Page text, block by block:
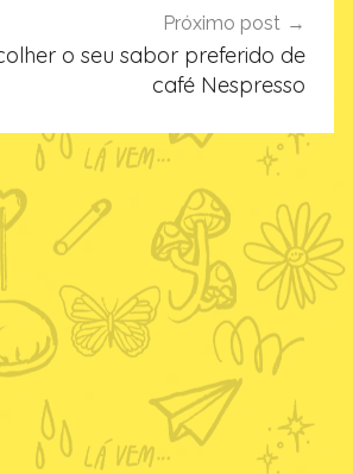
Próximo post
o seu sabor preferido de
café Nespresso